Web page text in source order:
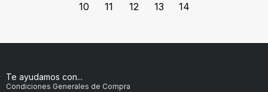
10 11 12 13 14
Te ayudamos con...
Condiciones Generales de Compra